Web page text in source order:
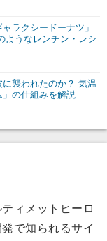
ラクシードーナツ」
ようなレンチン・レシ
襲われたのか？ 気温
の仕組みを解説
ィメットヒーロ
で知られるサイ